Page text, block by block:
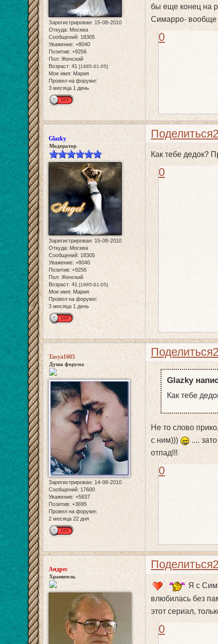
Зарегистрирован: 15-08-2010
Откуда: Москва
Сообщений: 18305
Уважение: +8040
Позитив: +9256
Пол:Женский
Возраст: 41 [1985-01-05]
Мое имя: Мария
Провел на форуме:
3 месяца 1 день
бы еще конец на
Симарро- вообще
0
Поделиться
Glazky
Модератор
Зарегистрирован: 15-08-2010
Откуда: Москва
Сообщений: 18305
Уважение: +8040
Позитив: +9256
Пол: Женский
Возраст: 41 [1985-01-05]
Мое имя: Мария
Провел на форуме:
3 месяца 1 день
Как тебе дедок?
0
Поделиться
Tasya1605
Душа форума
Зарегистрирован: 14-08-2010
Сообщений: 17600
Уважение: +5837
Позитив: +3695
Провел на форуме:
2 месяца 22 дня
Glazky
Как тебе
Не то слово
с ним)))
....
отпад!!!
0
Поделиться
Андрес
Хранитель
Я с
влюбилась без
этот сериал,
0